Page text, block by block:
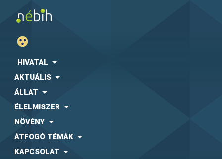
HIVATAL
AKTUÁLIS
ÁLLAT
ÉLELMISZER
NÖVÉNY
ÁTFOGÓ TÉMÁK
KAPCSOLAT